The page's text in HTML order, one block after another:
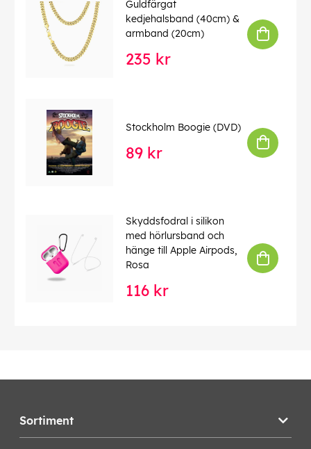
Guldfärgat
kedjehalsband (40cm) &
armband (20cm)
235 kr
Stockholm Boogie (DVD)
89 kr
Skyddsfodral i silikon
med hörlursband och
hänge till Apple Airpods,
Rosa
116 kr
Sortiment